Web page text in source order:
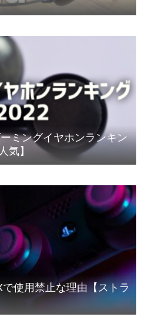
ミングイヤホンランキン
気】
使用禁止な理由【ストラ